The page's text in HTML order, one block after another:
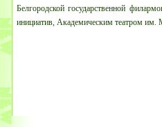
Белгородской государственной
инициатив, Академическим театром